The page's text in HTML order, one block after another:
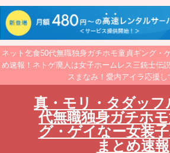
ネット乞食50代無職独身ガチホモ童貞ギング・
め速報！ネトゲ廃人は女子ホームレス三銃士伝
スまなみ！愛内アイラ応援し
真・モリ・タダッフ
代無職独身ガチホ
グ・ゲイなー女装
まとめ速報